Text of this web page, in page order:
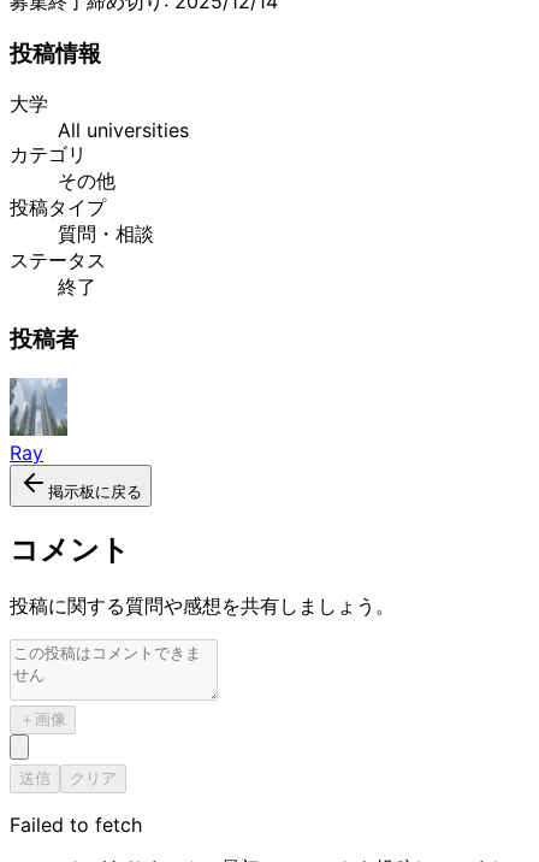
投稿情報
大学
All universities
カテゴリ
その他
投稿タイプ
質問・相談
ステータス
終了
投稿者
Ray
掲示板に戻る
コメント
投稿に関する質問や感想を共有しましょう。
＋ 画像
送信 クリア
Failed to fetch